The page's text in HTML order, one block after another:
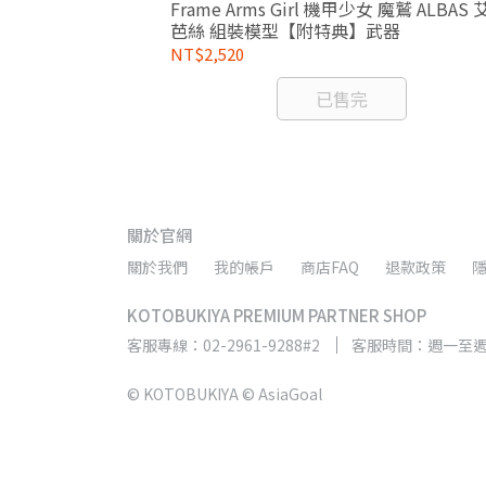
Frame Arms Girl 機甲少女 魔鷲 ALBAS
芭絲 組裝模型【附特典】武器
NT$2,520
已售完
關於官網
關於我們 我的帳戶 商店FAQ 退款政策
KOTOBUKIYA PREMIUM PARTNER SHOP
客服專線：02-2961-9288#2 客服時間：週一至
© KOTOBUKIYA © AsiaGoal